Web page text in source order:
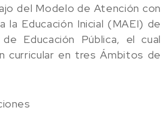
del Modelo de Atención con
la Educación Inicial (MAEI) de
Educación Pública, el cual
curricular en tres Ámbitos de